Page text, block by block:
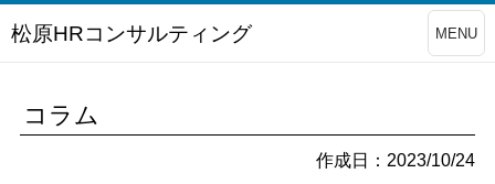
松原HRコンサルティング MENU
コラム
作成日：2023/10/24